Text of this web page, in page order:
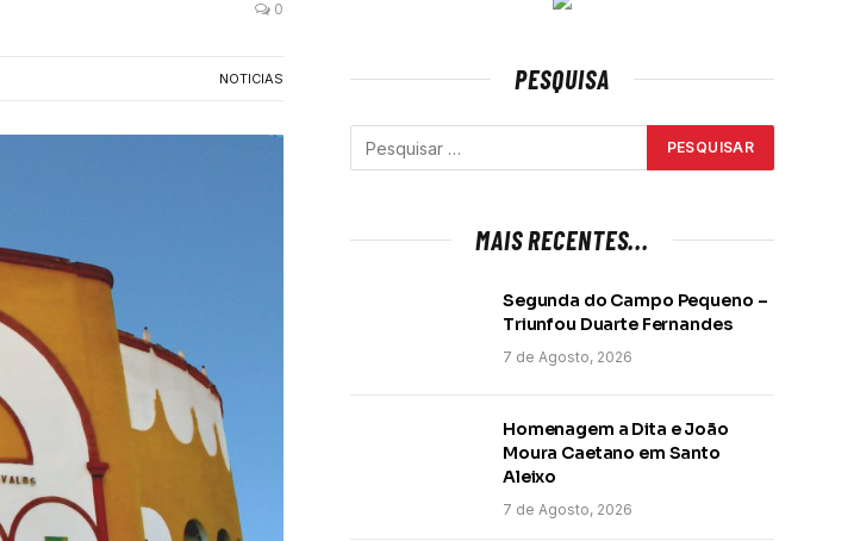
0
NOTICIAS PESQUISA
MAIS RECENTES...
Segunda do Campo Pequeno –
Triunfou Duarte Fernandes
7 de Agosto, 2026
Homenagem a Dita e João
Moura Caetano em Santo
Aleixo
7 de Agosto, 2026